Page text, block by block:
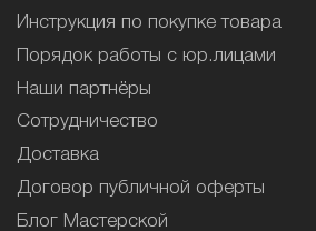
Инструкция по покупке товара
Порядок работы с юр.лицами
Наши партнёры
Сотрудничество
Доставка
Договор публичной оферты
Блог Мастерской